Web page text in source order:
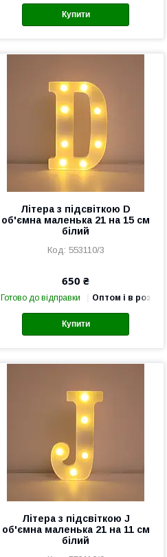
Купити
Літера з підсвіткою D
об'ємна маленька 21 на 15 см
білий
553110/3
650 ₴
Готово до відправки Оптом і в роздріб
Купити
Літера з підсвіткою J
об'ємна маленька 21 на 11 см
білий